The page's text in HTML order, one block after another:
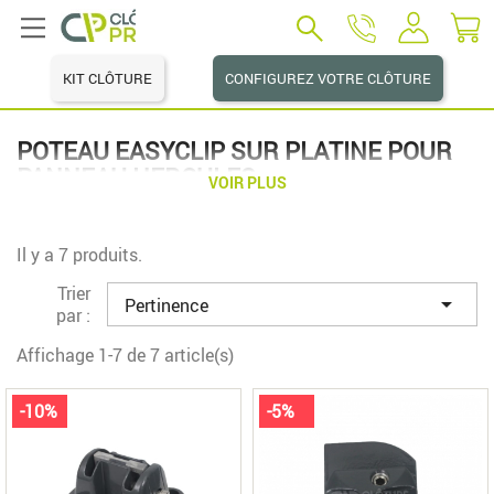
KIT CLÔTURE CONFIGUREZ VOTRE CLÔTURE
POTEAU EASYCLIP SUR PLATINE POUR
PANNEAU HERCULES
VOIR PLUS
Il y a 7 produits.
Trier
par :
Pertinence 
Affichage 1-7 de 7 article(s)
-10% -5%